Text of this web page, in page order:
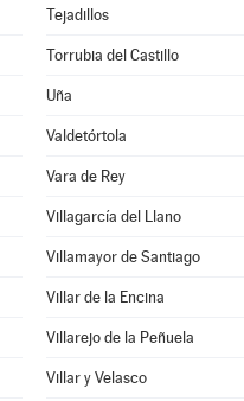
Tejadillos
Torrubia del Castillo
Uña
Valdetórtola
Vara de Rey
Villagarcía del Llano
Villamayor de Santiago
Villar de la Encina
Villarejo de la Peñuela
Villar y Velasco